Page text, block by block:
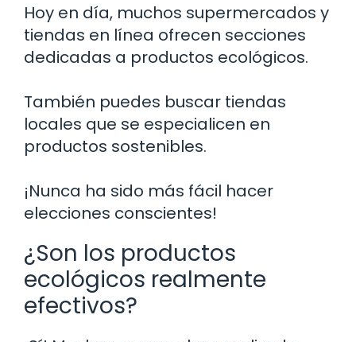
Hoy en día, muchos supermercados y
tiendas en línea ofrecen secciones
dedicadas a productos ecológicos.
También puedes buscar tiendas
locales que se especialicen en
productos sostenibles.
¡Nunca ha sido más fácil hacer
elecciones conscientes!
¿Son los productos
ecológicos realmente
efectivos?